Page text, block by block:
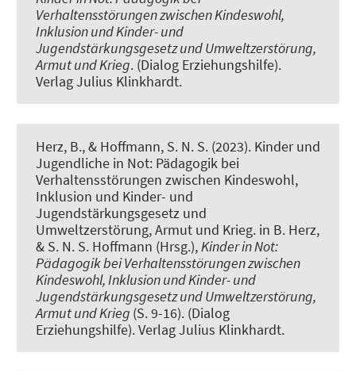
Verhaltensstörungen zwischen Kindeswohl,
Inklusion und Kinder- und
Jugendstärkungsgesetz und Umweltzerstörung,
Armut und Krieg. (Dialog Erziehungshilfe).
Verlag Julius Klinkhardt.
Herz, B., & Hoffmann, S. N. S. (2023). Kinder und
Jugendliche in Not: Pädagogik bei
Verhaltensstörungen zwischen Kindeswohl,
Inklusion und Kinder- und
Jugendstärkungsgesetz und
Umweltzerstörung, Armut und Krieg. in B. Herz,
& S. N. S. Hoffmann (Hrsg.),Kinder in Not:
Pädagogik bei Verhaltensstörungen zwischen
Kindeswohl, Inklusion und Kinder- und
Jugendstärkungsgesetz und Umweltzerstörung,
Armut und Krieg (S. 9-16). (Dialog
Erziehungshilfe). Verlag Julius Klinkhardt.